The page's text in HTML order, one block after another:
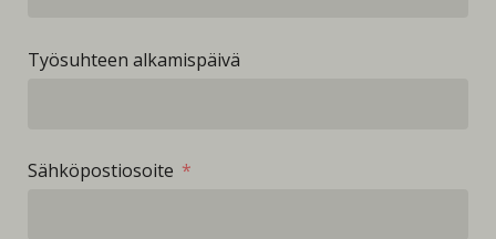
Työsuhteen alkamispäivä
Sähköpostiosoite